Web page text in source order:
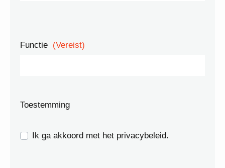
Functie (Vereist)
Toestemming
Ik ga akkoord met het privacybeleid.